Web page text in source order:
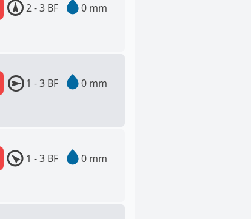
2 - 3 BF 0 mm
1 - 3 BF 0 mm
1 - 3 BF 0 mm